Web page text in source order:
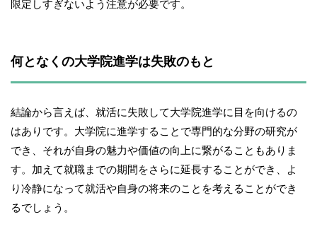
限定しすぎないよう注意が必要です。
何となくの大学院進学は失敗のもと
結論から言えば、就活に失敗して大学院進学に目を向けるの
はありです。大学院に進学することで専門的な分野の研究が
でき、それが自身の魅力や価値の向上に繋がることもありま
す。加えて就職までの期間をさらに延長することができ、よ
り冷静になって就活や自身の将来のことを考えることができ
るでしょう。